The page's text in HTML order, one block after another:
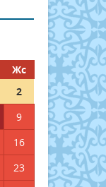
Жс
2
9
16
23